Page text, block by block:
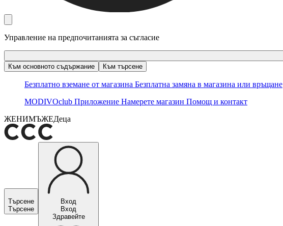
Управление на предпочитанията за съгласие
Към основното съдържание
Към търсене
Безплатно вземане от магазина Безплатна замяна в магазина или връщане
MODIVOclub Приложение Намерете магазин Помощ и контакт
ЖЕНИМЪЖЕДеца
Търсене
Търсене
Вход
Вход
Здравейте